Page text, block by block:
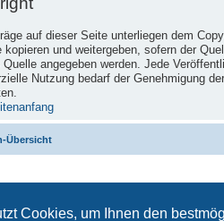
Cookies, um Ihnen den
auf dieser Seite unterliegen dem
kopieren und weitergeben, sofern der
Quelle angegeben werden. Jede
Nutzung bedarf der Genehmigung
Übersicht